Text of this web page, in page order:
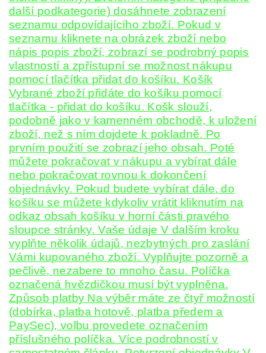
další podkategorie) dosáhnete zobrazení
seznamu odpovídajícího zboží. Pokud v
seznamu kliknete na obrázek zboží nebo
nápis popis zboží, zobrazí se podrobný popis
vlastností a zpřístupní se možnost nákupu
pomocí tlačítka přidat do košíku. Košík
Vybrané zboží přidáte do košíku pomocí
tlačítka - přidat do košíku. Košk slouží,
podobně jako v kamenném obchodě, k uložení
zboží, než s ním dojdete k pokladně. Po
prvním použití se zobrazí jeho obsah. Poté
můžete pokračovat v nákupu a vybírat dále
nebo pokračovat rovnou k dokončení
objednávky. Pokud budete vybírat dále, do
košíku se můžete kdykoliv vrátit kliknutím na
odkaz obsah košíku v horní části pravého
sloupce stránky. Vaše údaje V dalším kroku
vyplňte několik údajů, nezbytných pro zaslání
Vámi kupovaného zboží. Vyplňujte pozorně a
pečlivě, nezabere to mnoho času. Políčka
označená hvězdičkou musí být vyplněna.
Způsob platby Na výběr máte ze čtyř možností
(dobírka, platba hotově, platba předem a
PaySec), volbu provedete označením
příslušného políčka. Více podrobností v